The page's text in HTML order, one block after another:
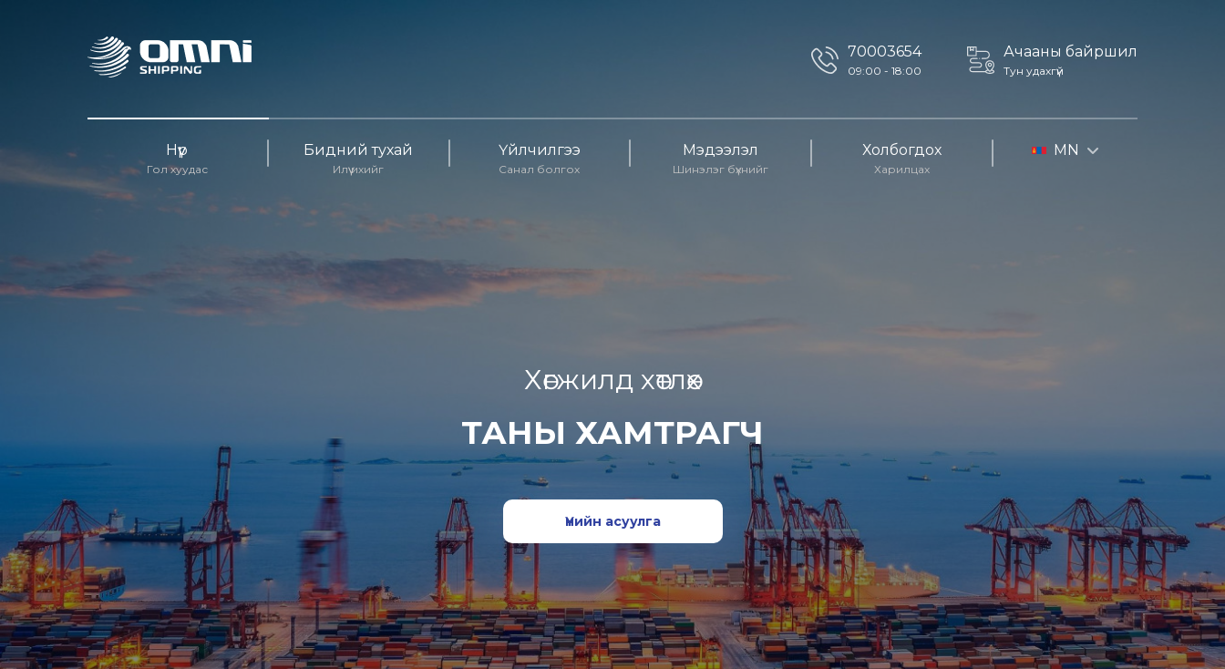
70003654
09:00 - 18:00
Ачааны байршил
Тун удахгүй
Нүүр
Гол хуудас
Бидний тухай
Илүү ихийг
Үйлчилгээ
Санал болгох
Мэдээлэл
Шинэлэг бүхнийг
Холбогдох
Харилцах
MN
Хөгжилд хөтлөх
ТАНЫ ХАМТРАГЧ
Үнийн асуулга